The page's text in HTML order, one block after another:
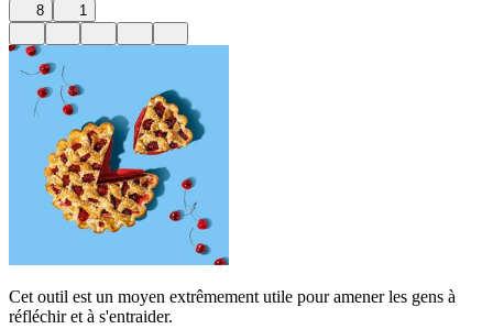
8 1
Cet outil est un moyen extrêmement utile pour amener les gens à
réfléchir et à s'entraider.